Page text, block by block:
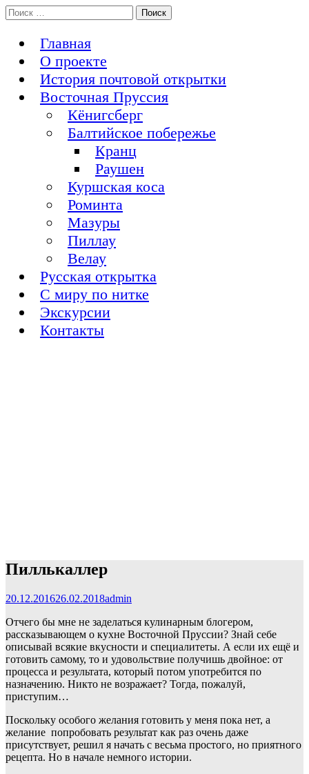
Перейти
к
История Восточной Пруссии в почтовых открытках и не
Поиск:
Главная
О проекте
История почтовой открытки
Восточная Пруссия
Кёнигсберг
Балтийское побережье
Кранц
Раушен
Куршская коса
Роминта
Мазуры
Пиллау
Велау
Русская открытка
С миру по нитке
Экскурсии
Контакты
Пиллькаллер
20.12.201626.02.2018admin
Отчего бы мне не заделаться кулинарным блогером,
рассказывающем о кухне Восточной Пруссии? Знай себе
описывай всякие вкусности и специалитеты. А если их ещё и
готовить самому, то и удовольствие получишь двойное: от
процесса и результата, который потом употребится по
назначению. Никто не возражает? Тогда, пожалуй,
приступим…
Поскольку особого желания готовить у меня пока нет, а
желание попробовать результат как раз очень даже
присутствует, решил я начать с весьма простого, но приятного
рецепта. Но в начале немного истории.